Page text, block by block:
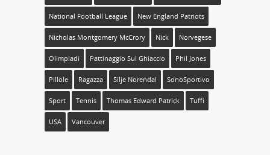
National Football League New England Patriots
Nicholas Montgomery McCrory Nick Norvegese
Olimpiadi Pattinaggio Sul Ghiaccio Phil Jones
Pillole Ragazza Silje Norendal SonoSportivo
Sport Tennis Thomas Edward Patrick Tuffi
USA Vancouver